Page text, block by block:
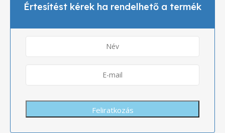
Értesítést kérek ha rendelhető a termék